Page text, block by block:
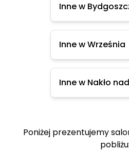
Inne w
Inne w Września
Inne w Nakło
Poniżej prezentujemy
pobliżu: